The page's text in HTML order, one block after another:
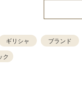
ギリシャ ブランド
ク